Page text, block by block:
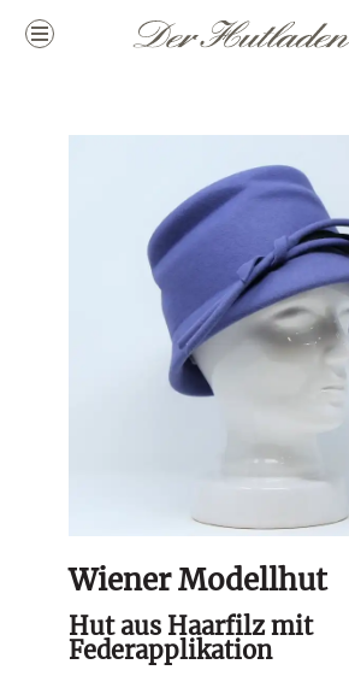
alle
Top
La
Hochzeit
Sommer
Winter
Hutladen
Portrait
Service
Wiener Modellhut
Hut aus Haarfilz mit
Federapplikation